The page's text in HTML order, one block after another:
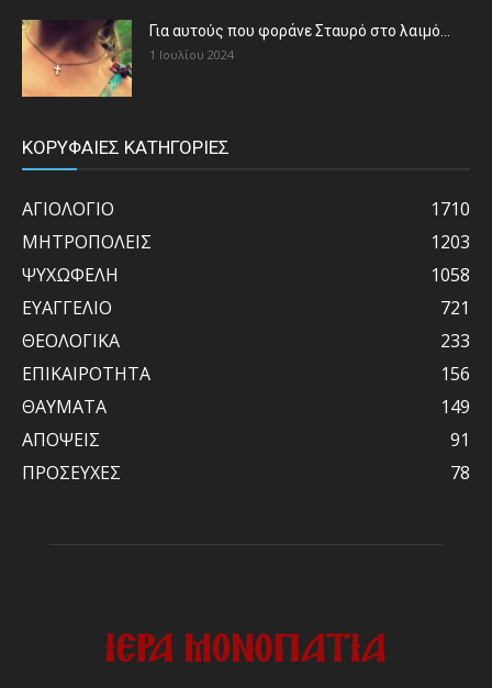
Για αυτούς που φοράνε Σταυρό στο λαιμό…
1 Ιουλίου 2024
ΚΟΡΥΦΑΙΕΣ ΚΑΤΗΓΟΡΙΕΣ
ΑΓΙΟΛΟΓΙΟ
1710
ΜΗΤΡΟΠΟΛΕΙΣ
1203
ΨΥΧΩΦΕΛΗ
1058
ΕΥΑΓΓΕΛΙΟ
721
ΘΕΟΛΟΓΙΚΑ
233
ΕΠΙΚΑΙΡΟΤΗΤΑ
156
ΘΑΥΜΑΤΑ
149
ΑΠΟΨΕΙΣ
91
ΠΡΟΣΕΥΧΕΣ
78